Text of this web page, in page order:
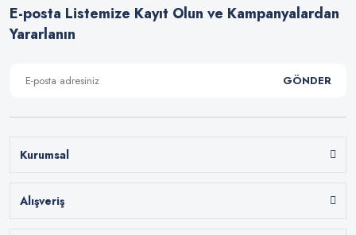
E-posta Listemize Kayıt Olun ve Kampanyalardan
Yararlanın
GÖNDER
Kurumsal
Alışveriş